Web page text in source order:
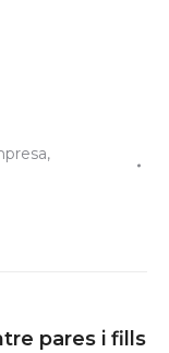
,
pares i fills